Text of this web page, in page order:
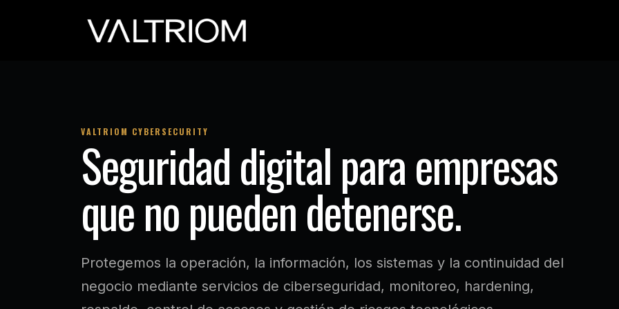
VALTRIOM CYBERSECURITY
Seguridad digital para empresas
que no pueden detenerse.
Protegemos la operación, la información, los sistemas y la continuidad del
negocio mediante servicios de ciberseguridad, monitoreo, hardening,